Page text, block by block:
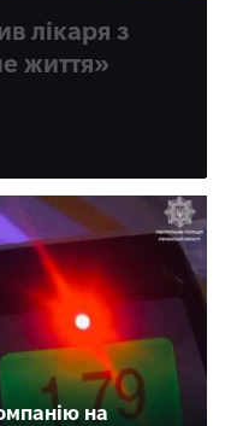
лікаря з
життя»
на